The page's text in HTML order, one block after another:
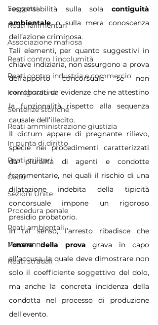
Soggetti
Reati fallimentari
Associazione mafiosa
Reati contro l'incolumità
Reati contro industria e commercio
Immigrazione
Sentenze storiche
Reati amministrazione giustizia
In punta di diritto
Reati militari
Cedu
Sezioni Unite
Procedura penale
Reati ambientali
Minorenni
Reati stradali
responsabilità sulla sola contiguità
ambientale o sulla mera conoscenza
dell’azione criminosa.
Tali elementi, per quanto suggestivi in
chiave indiziaria, non assurgono a prova
dell’apporto concorsuale se non
corroborati da evidenze che ne attestino
la funzionalità rispetto alla sequenza
causale dell’illecito.
Il dictum appare di pregnante rilievo,
specie nei procedimenti caratterizzati
da pluralità di agenti e condotte
frammentarie, nei quali il rischio di una
dilatazione indebita della tipicità
concorsuale impone un rigoroso
presidio probatorio.
In tal senso, l’arresto ribadisce che
l’onere della prova grava in capo
all’accusa, la quale deve dimostrare non
solo il coefficiente soggettivo del dolo,
ma anche la concreta incidenza della
condotta nel processo di produzione
dell’evento.